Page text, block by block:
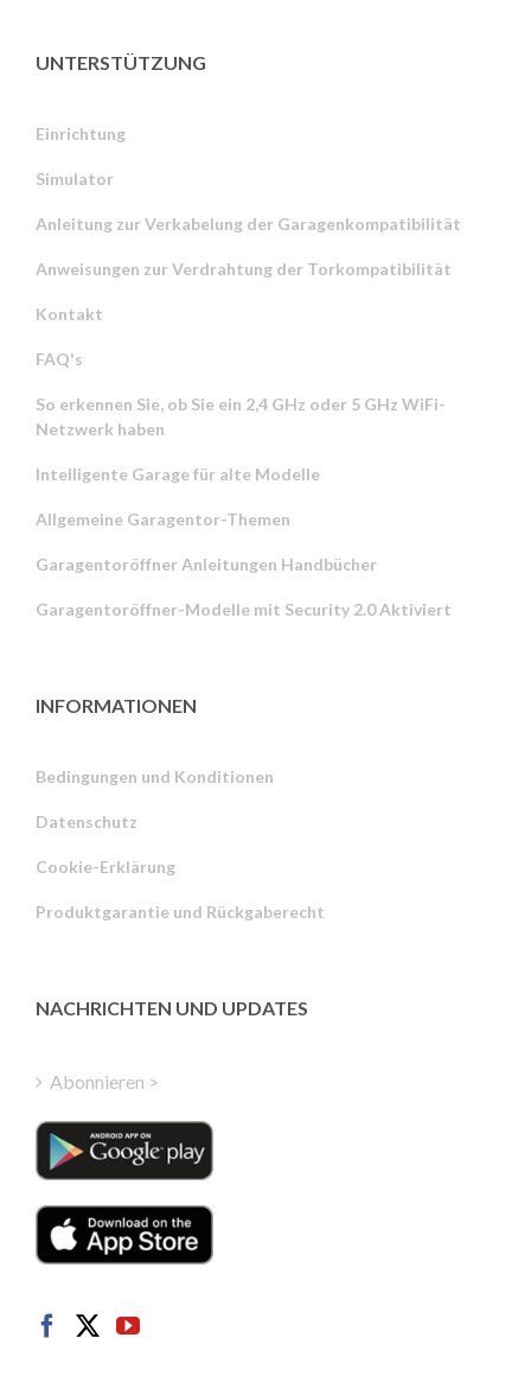
UNTERSTÜTZUNG
Einrichtung
Simulator
Anleitung zur Verkabelung der Garagenkompatibilität
Anweisungen zur Verdrahtung der Torkompatibilität
Kontakt
FAQ's
So erkennen Sie, ob Sie ein 2,4 GHz oder 5 GHz WiFi-
Netzwerk haben
Intelligente Garage für alte Modelle
Allgemeine Garagentor-Themen
Garagentoröffner Anleitungen Handbücher
Garagentoröffner-Modelle mit Security 2.0 Aktiviert
INFORMATIONEN
Bedingungen und Konditionen
Datenschutz
Cookie-Erklärung
Produktgarantie und Rückgaberecht
NACHRICHTEN UND UPDATES
Abonnieren >